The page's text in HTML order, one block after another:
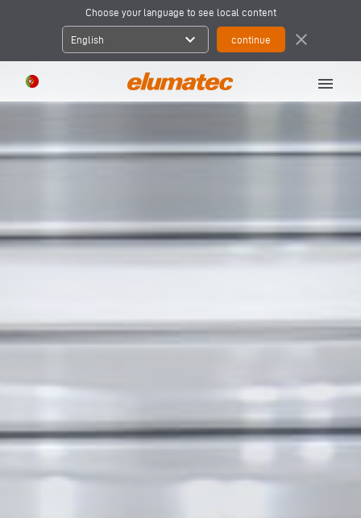
Choose your language to see local content
English expand_more close
menu